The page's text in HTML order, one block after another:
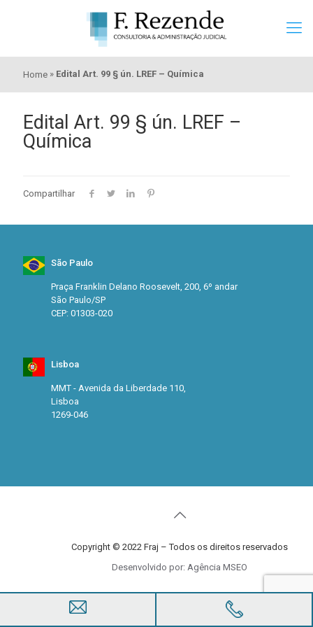
Home » Edital Art. 99 § ún. LREF – Química
Edital Art. 99 § ún. LREF –
Química
Compartilhar
São Paulo
Praça Franklin Delano Roosevelt, 200, 6º andar
São Paulo/SP
CEP: 01303-020
Lisboa
MMT - Avenida da Liberdade 110,
Lisboa
1269-046
Copyright © 2022 Fraj – Todos os direitos reservados
Desenvolvido por: Agência MSEO